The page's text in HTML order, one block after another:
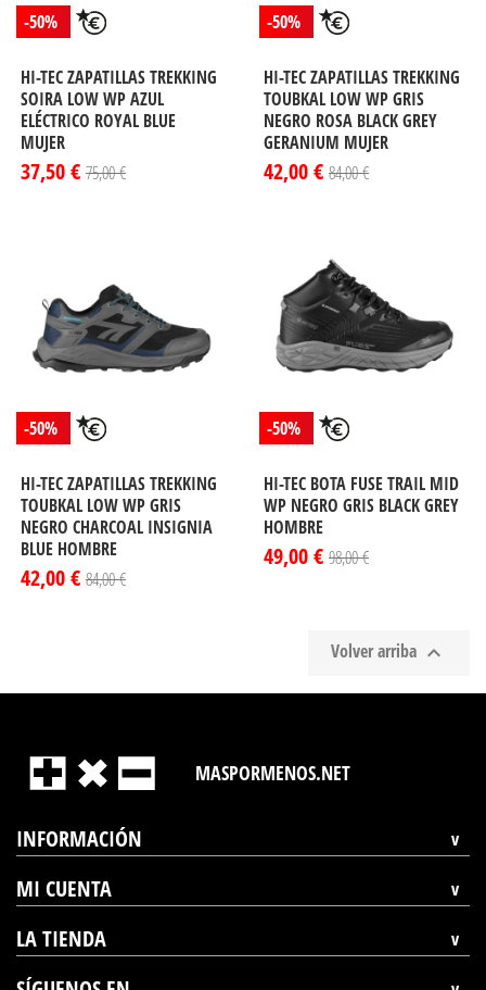
-50%
HI-TEC ZAPATILLAS TREKKING
SOIRA LOW WP AZUL
ELÉCTRICO ROYAL BLUE
MUJER
37,50 € 75,00 €
-50%
HI-TEC ZAPATILLAS TREKKING
TOUBKAL LOW WP GRIS
NEGRO ROSA BLACK GREY
GERANIUM MUJER
42,00 € 84,00 €
-50%
HI-TEC ZAPATILLAS TREKKING
TOUBKAL LOW WP GRIS
NEGRO CHARCOAL INSIGNIA
BLUE HOMBRE
42,00 € 84,00 €
-50%
HI-TEC BOTA FUSE TRAIL MID
WP NEGRO GRIS BLACK GREY
HOMBRE
49,00 € 98,00 €
Volver arriba 
MASPORMENOS.NET
INFORMACIÓN
MI CUENTA
LA TIENDA